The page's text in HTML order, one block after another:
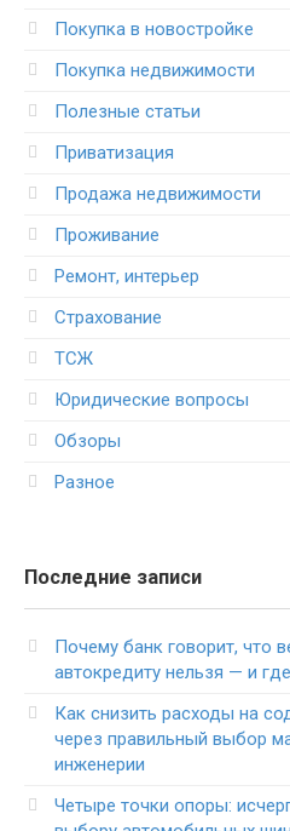
Покупка в новостройке
Покупка недвижимости
Полезные статьи
Приватизация
Продажа недвижимости
Проживание
Ремонт, интерьер
Страхование
ТСЖ
Юридические вопросы
Обзоры
Разное
Последние записи
Почему банк говорит, что
автокредиту нельзя — и
Как снизить расходы на
через правильный выбор
инженерии
Четыре точки опоры: